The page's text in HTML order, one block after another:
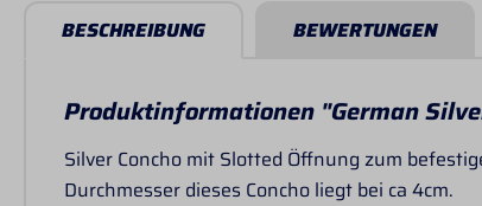
BESCHREIBUNG BEWERTUNGEN
Produktinformationen "German
Silver Concho mit Slotted Öffnung zum
Durchmesser dieses Concho liegt bei ca 4cm.